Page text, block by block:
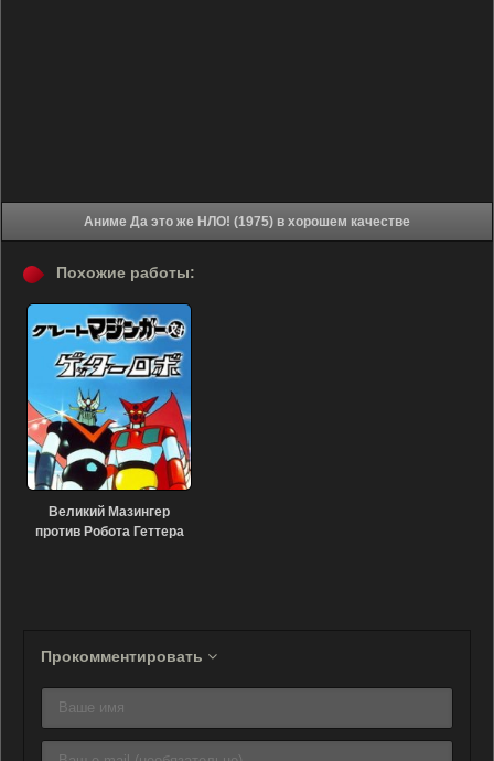
Аниме Да это же НЛО! (1975) в хорошем качестве
Похожие работы:
Великий Мазингер
против Робота Геттера
Прокомментировать